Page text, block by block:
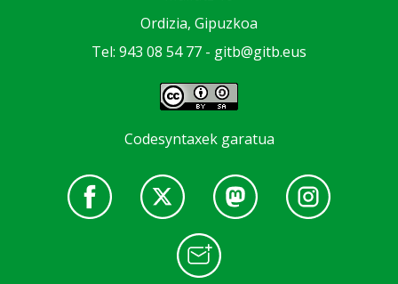
Ordizia, Gipuzkoa
Tel: 943 08 54 77 - gitb@gitb.eus
Codesyntaxek garatua